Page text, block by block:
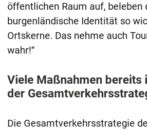
öffentlichen Raum auf, beleben
burgenländische Identität so
Ortskerne. Das nehme auch
wahr!“
Viele Maßnahmen bereits
der
Die Gesamtverkehrsstrategie